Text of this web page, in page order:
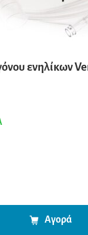
ενηλίκων
Αγορά